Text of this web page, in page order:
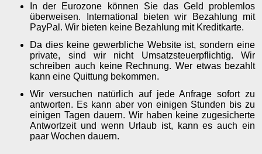
In der Eurozone können Sie das Geld problemlos
überweisen. International bieten wir Bezahlung mit
PayPal. Wir bieten keine Bezahlung mit Kreditkarte.
Da dies keine gewerbliche Website ist, sondern eine
private, sind wir nicht Umsatzsteuerpflichtig. Wir
schreiben auch keine Rechnung. Wer etwas bezahlt
kann eine Quittung bekommen.
Wir versuchen natürlich auf jede Anfrage sofort zu
antworten. Es kann aber von einigen Stunden bis zu
einigen Tagen dauern. Wir haben keine zugesicherte
Antwortzeit und wenn Urlaub ist, kann es auch ein
paar Wochen dauern.